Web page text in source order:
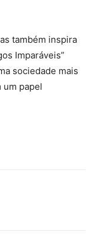
também inspira
Imparáveis”
sociedade mais
um papel